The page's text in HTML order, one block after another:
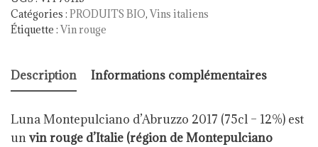
Catégories : PRODUITS BIO, Vins italiens
Étiquette : Vin rouge
Description Informations complémentaires
Luna Montepulciano d’Abruzzo 2017 (75cl – 12%) est
unvin rouge d’Italie (région de Montepulciano